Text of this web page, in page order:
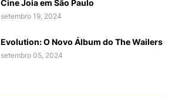
Cine Joia em São Paulo
setembro 19, 2024
Evolution: O Novo Álbum do The Wailers
setembro 05, 2024